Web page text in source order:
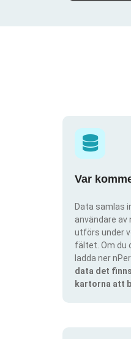
Var
Data samlas
användare
utförs under
fältet. Om du
ladda ner
data det
kartorna att